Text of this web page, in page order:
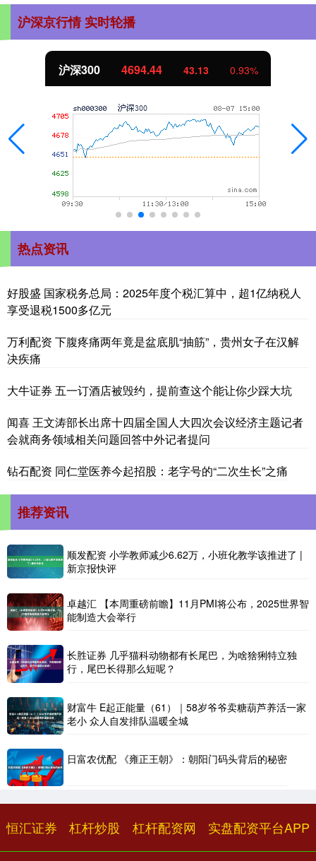
沪深京行情 实时轮播
北证50 1134.24 11.37 1.01%
热点资讯
好股盛 国家税务总局：2025年度个税汇算中，超1亿纳税人
享受退税1500多亿元
万利配资 下腹疼痛两年竟是盆底肌“抽筋”，贵州女子在汉解
决疾痛
大牛证券 五一订酒店被毁约，提前查这个能让你少踩大坑
闻喜 王文涛部长出席十四届全国人大四次会议经济主题记者
会就商务领域相关问题回答中外记者提问
钻石配资 同仁堂医养今起招股：老字号的“二次生长”之痛
推荐资讯
顺发配资 小学教师减少6.62万，小班化教学该推进了 |
新京报快评
卓越汇 【本周重磅前瞻】11月PMI将公布，2025世界智
能制造大会举行
长胜证券 几乎猫科动物都有长尾巴，为啥猞猁特立独
行，尾巴长得那么短呢？
财富牛 E起正能量（61）｜58岁爷爷卖糖葫芦养活一家
老小 众人自发排队温暖全城
日富农优配 《雍正王朝》：朝阳门码头背后的秘密
恒汇证券 杠杆炒股 杠杆配资网 实盘配资平台APP